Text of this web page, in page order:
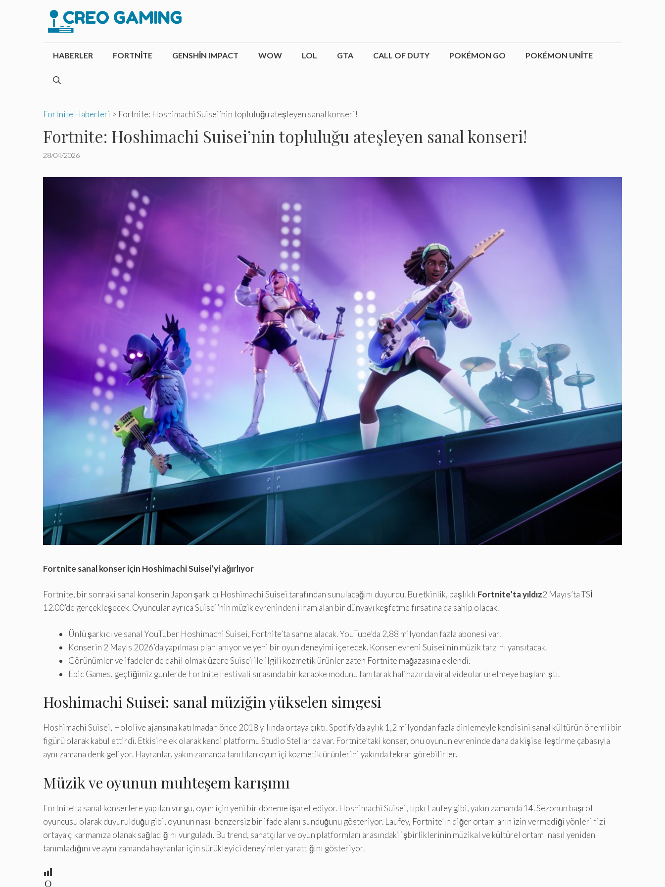
HABERLER FORTNITE GENSHIN IMPACT WOW LOL GTA CALL OF DUTY POKÉMON GO POKÉMON UNITE
Fortnite Haberleri > Fortnite: Hoshimachi Suisei’nin topluluğu ateşleyen sanal konseri!
Fortnite: Hoshimachi Suisei’nin topluluğu ateşleyen sanal konseri!
28/04/2026
Fortnite sanal konser için Hoshimachi Suisei’yi ağırlıyor
Fortnite, bir sonraki sanal konserin Japon şarkıcı Hoshimachi Suisei tarafından sunulacağını duyurdu. Bu etkinlik, başlıklı Fortnite’ta yıldız2 Mayıs’ta TSİ
12.00’de gerçekleşecek. Oyuncular ayrıca Suisei’nin müzik evreninden ilham alan bir dünyayı keşfetme fırsatına da sahip olacak.
Ünlü şarkıcı ve sanal YouTuber Hoshimachi Suisei, Fortnite’ta sahne alacak. YouTube’da 2,88 milyondan fazla abonesi var.
Konserin 2 Mayıs 2026’da yapılması planlanıyor ve yeni bir oyun deneyimi içerecek. Konser evreni Suisei’nin müzik tarzını yansıtacak.
Görünümler ve ifadeler de dahil olmak üzere Suisei ile ilgili kozmetik ürünler zaten Fortnite mağazasına eklendi.
Epic Games, geçtiğimiz günlerde Fortnite Festivali sırasında bir karaoke modunu tanıtarak halihazırda viral videolar üretmeye başlamıştı.
Hoshimachi Suisei: sanal müziğin yükselen simgesi
Hoshimachi Suisei, Hololive ajansına katılmadan önce 2018 yılında ortaya çıktı. Spotify’da aylık 1,2 milyondan fazla dinlemeyle kendisini sanal kültürün önemli bir
figürü olarak kabul ettirdi. Etkisine ek olarak kendi platformu Studio Stellar da var. Fortnite’taki konser, onu oyunun evreninde daha da kişiselleştirme çabasıyla
aynı zamana denk geliyor. Hayranlar, yakın zamanda tanıtılan oyun içi kozmetik ürünlerini yakında tekrar görebilirler.
Müzik ve oyunun muhteşem karışımı
Fortnite’ta sanal konserlere yapılan vurgu, oyun için yeni bir döneme işaret ediyor. Hoshimachi Suisei, tıpkı Laufey gibi, yakın zamanda 14. Sezonun başrol
oyuncusu olarak duyurulduğu gibi, oyunun nasıl benzersiz bir ifade alanı sunduğunu gösteriyor. Laufey, Fortnite’ın diğer ortamların izin vermediği yönlerinizi
ortaya çıkarmanıza olanak sağladığını vurguladı. Bu trend, sanatçılar ve oyun platformları arasındaki işbirliklerinin müzikal ve kültürel ortamı nasıl yeniden
tanımladığını ve aynı zamanda hayranlar için sürükleyici deneyimler yarattığını gösteriyor.
O